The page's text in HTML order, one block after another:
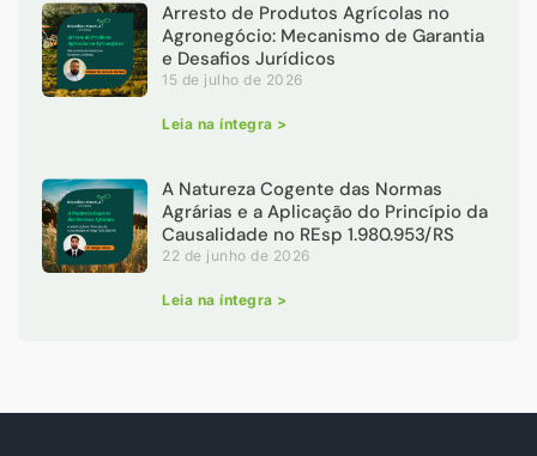
Arresto de Produtos Agrícolas no
Agronegócio: Mecanismo de Garantia
e Desafios Jurídicos
15 de julho de 2026
Leia na íntegra >
A Natureza Cogente das Normas
Agrárias e a Aplicação do Princípio da
Causalidade no REsp 1.980.953/RS
22 de junho de 2026
Leia na íntegra >